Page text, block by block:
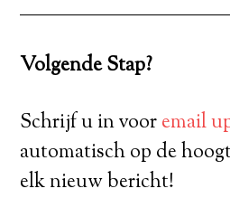
Volgende Stap?
Schrijf u in vooremail
automatisch op de
elk nieuw bericht!